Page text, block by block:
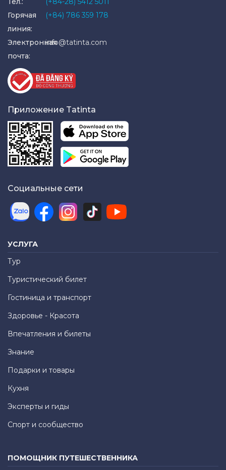
Горячая
линия:
(+84) 786 359 178
Электронная
почта:
info@tatinta.com
Приложение Tatinta
Социальные сети
УСЛУГА
Тур
Туристический билет
Гостиница и транспорт
Здоровье - Красота
Впечатления и билеты
Знание
Подарки и товары
Кухня
Эксперты и гиды
Спорт и сообщество
ПОМОЩНИК ПУТЕШЕСТВЕННИКА